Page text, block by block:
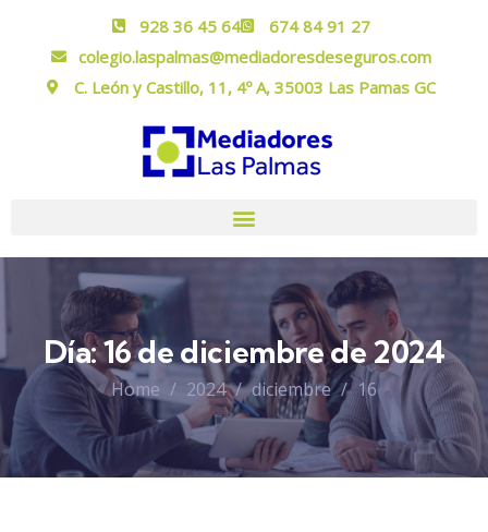
928 36 45 64
674 84 91 27
colegio.laspalmas@mediadoresdeseguros.com
C. León y Castillo, 11, 4º A, 35003 Las Pamas GC
Día:16 de diciembre de 2024
Home 2024 diciembre 16